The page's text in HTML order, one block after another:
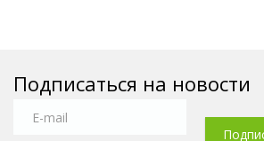
Подписаться на новости